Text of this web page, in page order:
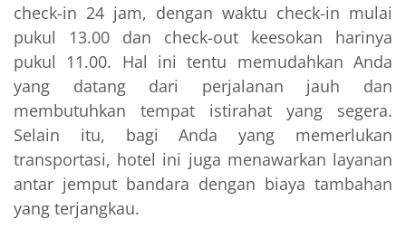
check-in 24 jam, dengan waktu check-in mulai
pukul 13.00 dan check-out keesokan harinya
pukul 11.00. Hal ini tentu memudahkan Anda
yang datang dari perjalanan jauh dan
membutuhkan tempat istirahat yang segera.
Selain itu, bagi Anda yang memerlukan
transportasi, hotel ini juga menawarkan layanan
antar jemput bandara dengan biaya tambahan
yang terjangkau.